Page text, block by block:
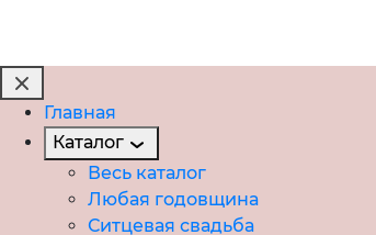
Главная
Каталог
Весь каталог
Любая годовщина
Ситцевая свадьба